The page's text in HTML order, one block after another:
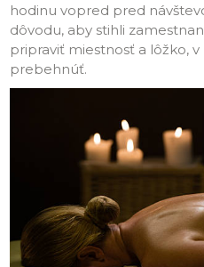
hodinu vopred pred
dôvodu, aby stihli
pripraviť miestnosť a lôžko,
prebehnúť.